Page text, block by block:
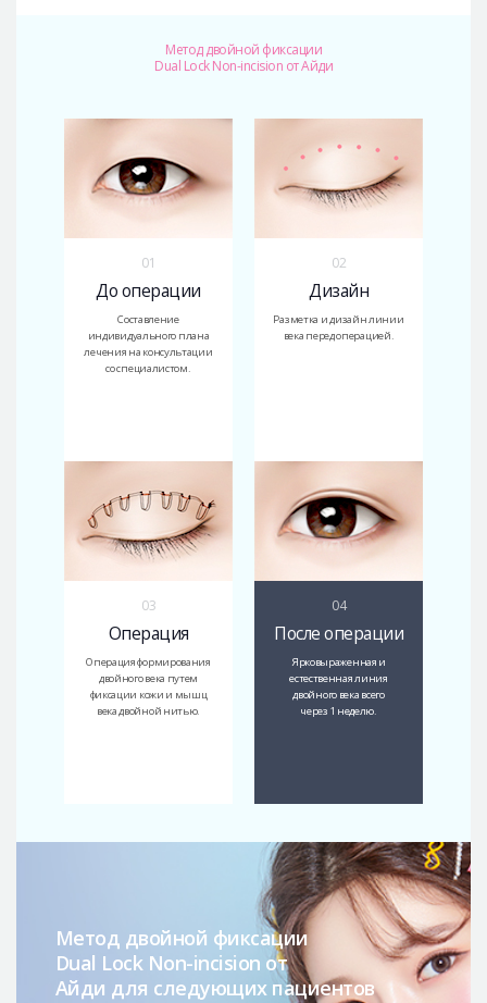
Метод двойной фиксации
Dual Lock Non-incision от Айди
01
До операции
Составление
индивидуального плана
лечения на консультации
со специалистом.
02
Дизайн
Разметка и дизайн линии
века перед операцией.
03
Операция
Операция формирования
двойного века путем
фиксации кожи и мышц
века двойной нитью.
04
После операции
Ярковыраженная и
естественная линия
двойного века всего
через 1 неделю.
Метод двойной фиксации
Dual Lock Non-incision от
Айди для следующих пациентов